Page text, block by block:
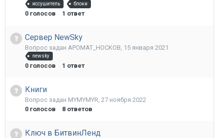
иссушитель блоки
0 голосов 1 ответ
Сервер NewSky
Вопрос задан APOMAT_HOCKOB, 15 января 2021
newsky
0 голосов 1 ответ
Книги
Вопрос задан MYMYMYR, 27 ноября 2022
0 голосов 8 ответов
Ключ в БитвинЛенд